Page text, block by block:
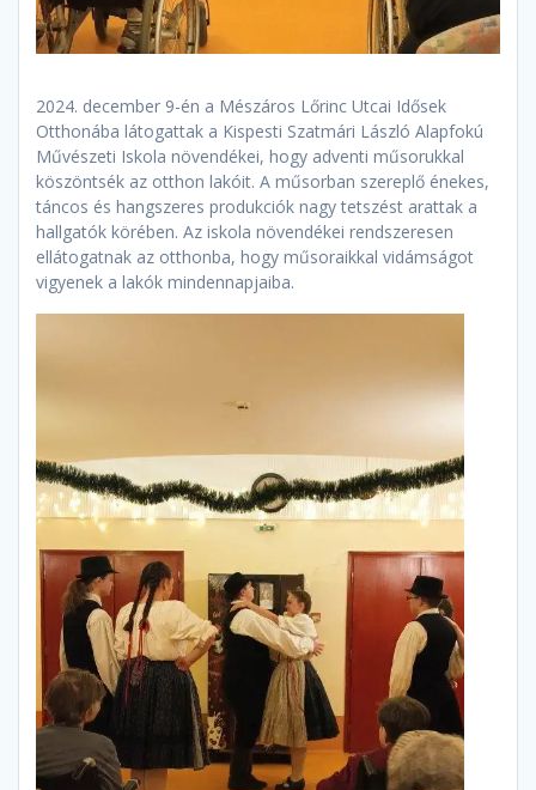
2024. december 9-én a Mészáros Lőrinc Utcai Idősek
Otthonába látogattak a Kispesti Szatmári László Alapfokú
Művészeti Iskola növendékei, hogy adventi műsorukkal
köszöntsék az otthon lakóit. A műsorban szereplő énekes,
táncos és hangszeres produkciók nagy tetszést arattak a
hallgatók körében. Az iskola növendékei rendszeresen
ellátogatnak az otthonba, hogy műsoraikkal vidámságot
vigyenek a lakók mindennapjaiba.